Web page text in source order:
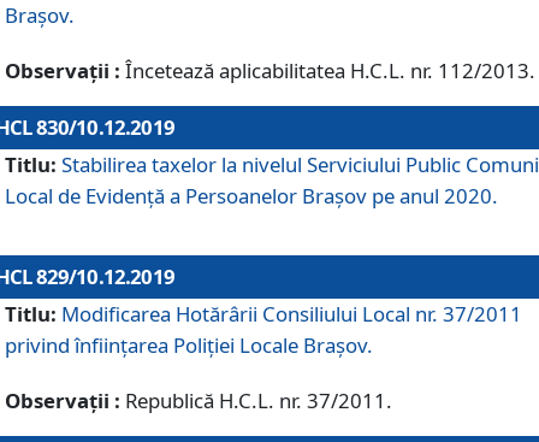
Brașov.
Observații : Încetează aplicabilitatea H.C.L. nr. 112/2013.
830/10.12.2019
Titlu: Stabilirea taxelor la nivelul Serviciului Public
Local de Evidenţă a Persoanelor Braşov pe anul 2020.
829/10.12.2019
Titlu: Modificarea Hotărârii Consiliului Local nr. 37/2011
privind înființarea Poliției Locale Brașov.
Observații : Republică H.C.L. nr. 37/2011.